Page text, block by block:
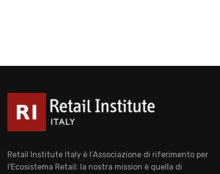
Retail Institute Italy è l’Associazione di riferimento per
l'Ecosistema Retail: la nostra mission è quella di